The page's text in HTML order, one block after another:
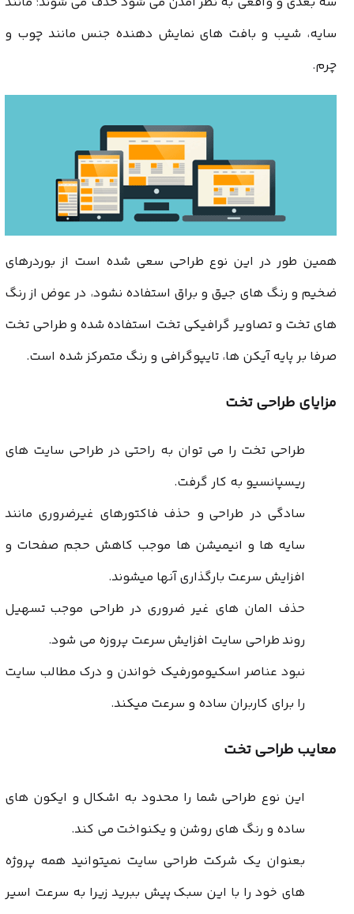
سایه، شیب و بافت های نمایش دهنده جنس مانند چوب و
چرم.
همین طور در این نوع طراحی سعی شده است از بوردرهای
ضخیم و رنگ های جیق و براق استفاده نشود، در عوض از رنگ
های تخت و تصاویر گرافیکی تخت استفاده شده و طراحی تخت
صرفا بر پایه آیکن ها، تایپوگرافی و رنگ متمرکز شده است.
مزایای طراحی تخت
طراحی تخت را می توان به راحتی درطراحی سایت های
ریسپانسیوبه کار گرفت.
سادگی در طراحی و حذف فاکتورهای غیرضروری مانند
سایه ها و انیمیشن ها موجب کاهش حجم صفحات و
افزایش سرعت بارگذاری آنها میشوند.
حذف المان های غیر ضروری در طراحی موجب تسهیل
روند طراحی سایت افزایش سرعت پروزه می شود.
نبود عناصر اسکیومورفیک خواندن و درک مطالب سایت
را برای کاربران ساده و سرعت میکند.
معایب طراحی تخت
این نوع طراحی شما را محدود به اشکال و ایکون های
ساده و رنگ های روشن و یکنواخت می کند.
بعنوان یک شرکت طراحی سایت نمیتوانید همه پروژه
های خود را با این سبک پیش ببرید زیرا به سرعت اسیر